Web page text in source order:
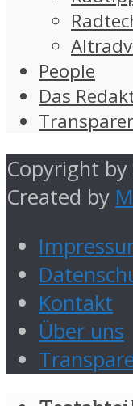
People
Das
Copyright by
Created by
Kontakt
Über uns